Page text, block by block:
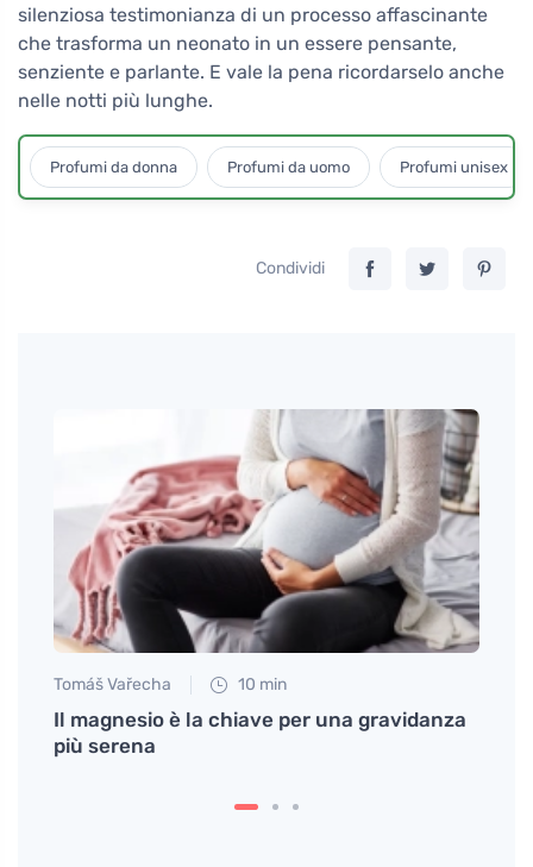
silenziosa testimonianza di un processo affascinante
che trasforma un neonato in un essere pensante,
senziente e parlante. E vale la pena ricordarselo anche
nelle notti più lunghe.
Profumi da donna Profumi da uomo Profumi unisex
Condividi
Tomáš Vařecha 10 min
Il magnesio è la chiave per una gravidanza
più serena